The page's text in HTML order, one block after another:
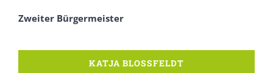
Zweiter Bürgermeister
KATJA BLOSSFELDT